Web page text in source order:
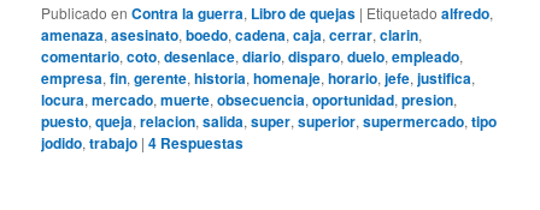
Publicado en Contra la guerra, Libro de quejas | Etiquetado alfredo,
amenaza,asesinato,boedo,cadena,caja,cerrar,clarin,
comentario,coto,desenlace,diario,disparo,duelo,empleado,
empresa,fin,gerente,historia,homenaje,horario,jefe,justifica,
locura,mercado,muerte,obsecuencia,oportunidad,presion,
puesto,queja,relacion,salida,super,superior,supermercado,tipo
jodido,trabajo |4 Respuestas